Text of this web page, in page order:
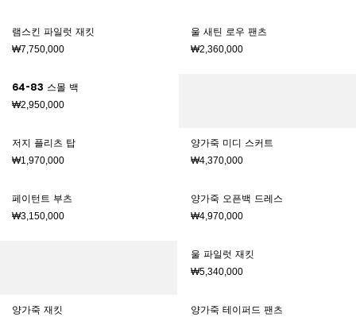
램스킨 파일럿 재킷
₩7,750,000
울 새틴 로우 팬츠
₩2,360,000
64-83 스몰 백
₩2,950,000
저지 플리츠 탑
₩1,970,000
양가죽 미디 스커트
₩4,370,000
페이턴트 부츠
₩3,150,000
양가죽 오픈백 드레스
₩4,970,000
울 파일럿 재킷
₩5,340,000
양가죽 재킷 양가죽 테이퍼드 팬츠